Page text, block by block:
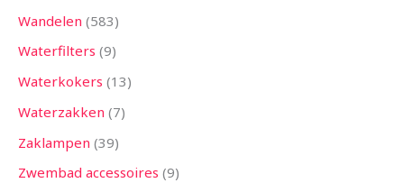
Wandelen 583
Waterfilters 9
Waterkokers 13
Waterzakken 7
Zaklampen 39
Zwembad accessoires 9